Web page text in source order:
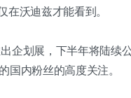
沃迪兹才能看到。
企划展，下半年将陆续
国内粉丝的高度关注。